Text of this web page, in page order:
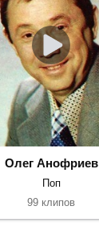
Олег Анофриев
Поп
99 клипов